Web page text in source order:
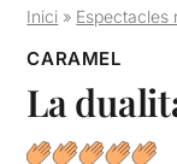
Inici » Espectacles
CARAMEL
La